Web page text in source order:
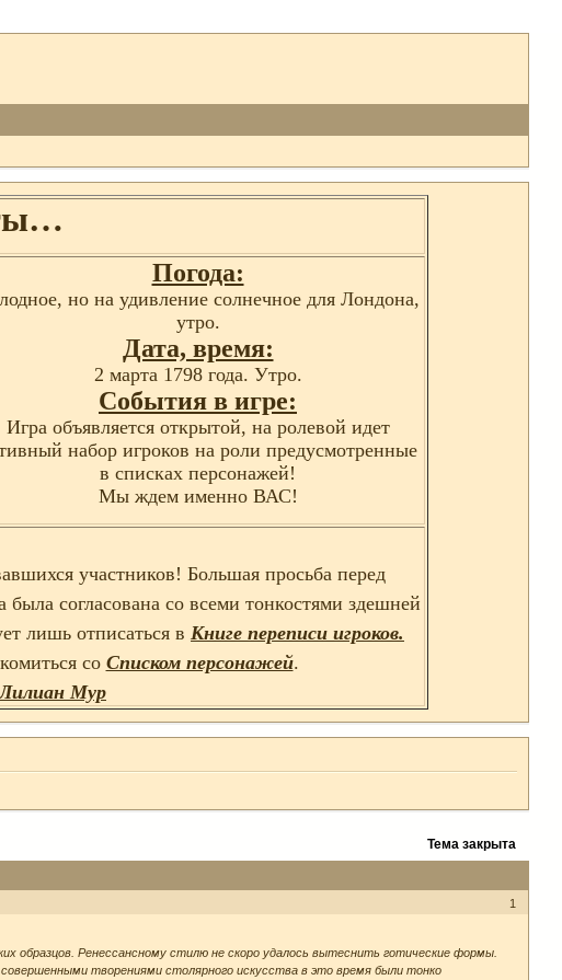
Погода:
но на удивление солнечное для Лондона,
утро.
Дата, время:
2 марта 1798 года. Утро.
События в игре:
Игра объявляется открытой, на ролевой идет
набор игроков на роли предусмотренные
в списках персонажей!
Мы ждем именно ВАС!
участников! Большая просьба перед
была согласована со всеми тонкостями здешней
лишь отписаться в Книге переписи игроков.
со Списком персонажей.
Лилиан Мур
Тема закрыта
1
образцов. Ренессансному стилю не скоро удалось вытеснить готические формы.
творениями столярного искусства в это время были тонко